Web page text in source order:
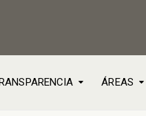
ÁREAS